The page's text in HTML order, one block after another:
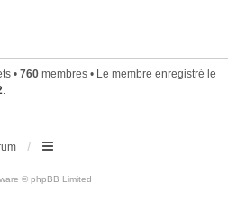
• 760 membres • Le membre enregistré le
.
© phpBB Limited